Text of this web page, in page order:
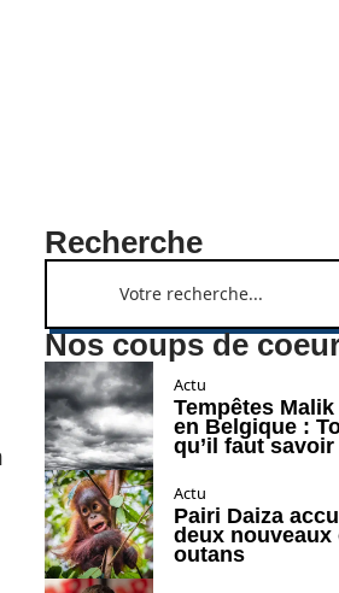
Recherche
Nos coups de
Actu
Tempêtes
en Belgique :
qu’il faut savoir
Actu
Pairi Daiza
deux nouveaux
outans